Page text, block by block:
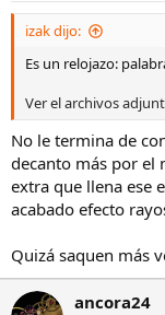
izak dijo:
Es un relojazo:
Ver el archivos
No le termina de
decanto más por el
extra que llena ese
acabado efecto
Quizá saquen más
ancora24